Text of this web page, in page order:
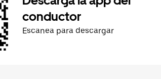
conductor
Escanea para descargar